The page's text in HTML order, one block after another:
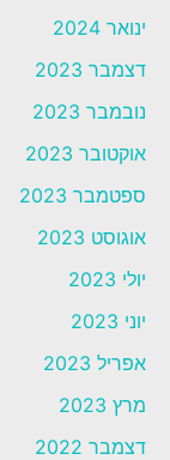
ינואר 2024
דצמבר 2023
נובמבר 2023
אוקטובר 2023
ספטמבר 2023
אוגוסט 2023
יולי 2023
יוני 2023
אפריל 2023
מרץ 2023
דצמבר 2022